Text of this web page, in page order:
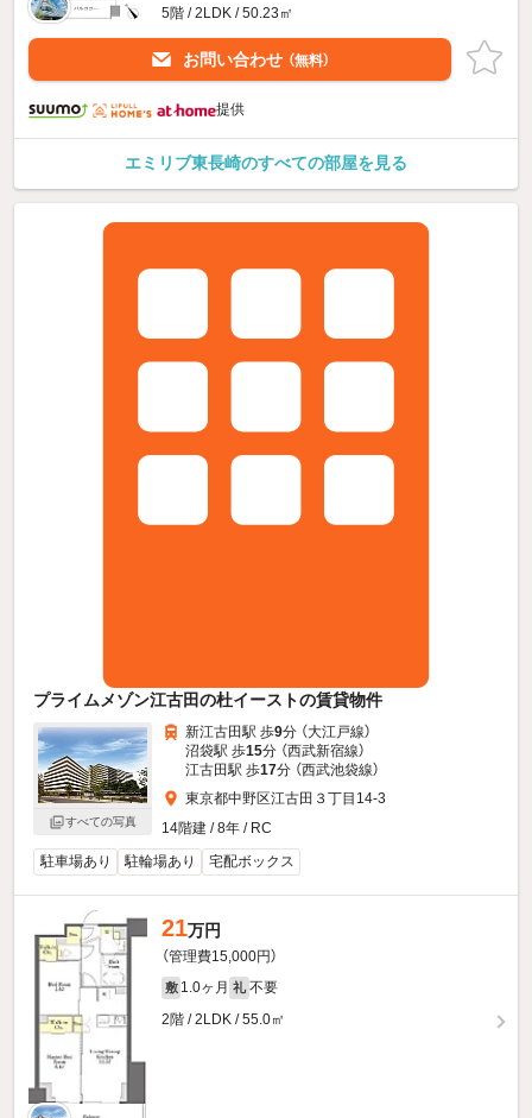
5階 / 2LDK / 50.23㎡
お問い合わせ （無料）
提供
エミリブ東長崎のすべての部屋を見る
プライムメゾン江古田の杜イーストの賃貸物件
すべての写真
新江古田駅 歩9分 （大江戸線）
沼袋駅 歩15分 （西武新宿線）
江古田駅 歩17分 （西武池袋線）
東京都中野区江古田３丁目14-3
14階建 / 8年 / RC
駐車場あり
駐輪場あり 宅配ボックス
21万円
（管理費15,000円）
敷 1.0ヶ月 礼 不要
2階 / 2LDK / 55.0㎡